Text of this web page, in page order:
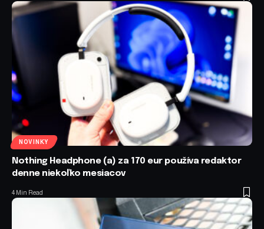
NOVINKY
Nothing Headphone (a) za 170 eur používa redaktor
denne niekoľko mesiacov
4 Min Read